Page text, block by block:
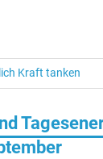
Kraft tanken